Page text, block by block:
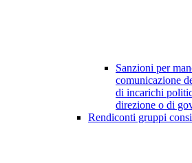
Sanzioni per
comunicazione
di incarichi
direzione o di
Rendiconti gruppi